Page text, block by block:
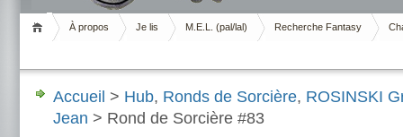
Livrement
À propos Je lis M.E.L. (pal/lal) Recherche Fantasy
Accueil > Hub, Ronds de Sorcière, ROSINSKI
Jean > Rond de Sorcière #83